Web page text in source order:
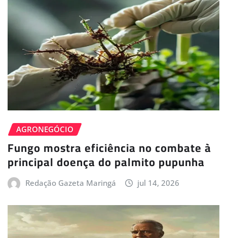
AGRONEGÓCIO
Fungo mostra eficiência no combate à
principal doença do palmito pupunha
Redação Gazeta Maringá jul 14, 2026